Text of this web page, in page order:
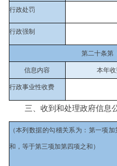
行政处罚
行政强制
第二十条第
信息内容 本年收
行政事业性收费
三、收到和处理政府信息
（本列数据的勾稽关系为：第一项加
和，等于第三项加第四项之和）